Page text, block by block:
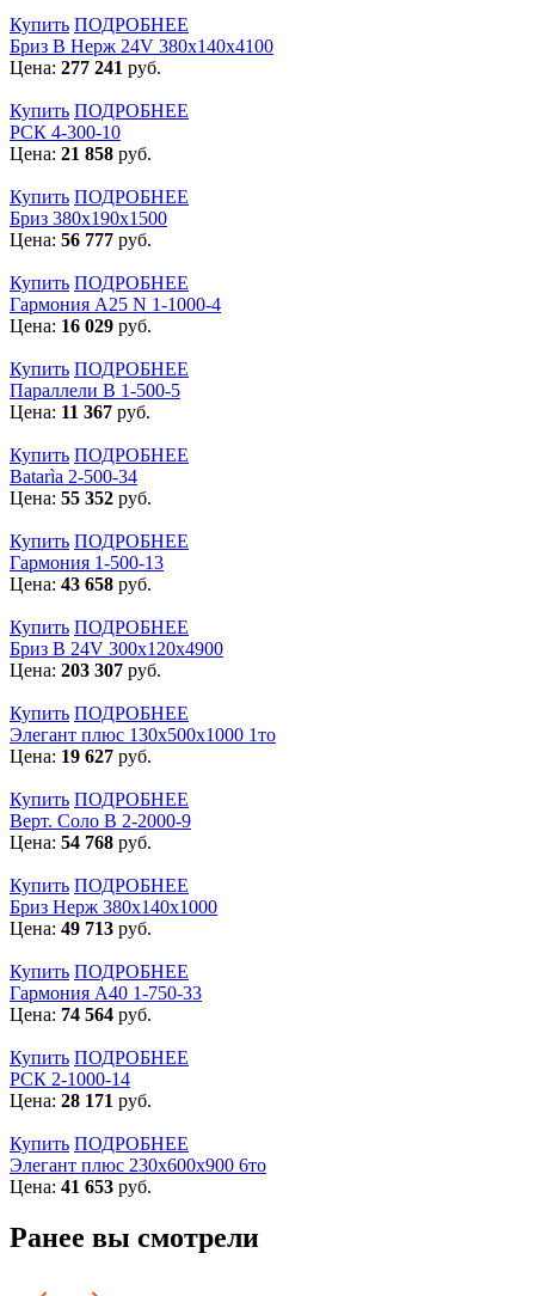
Купить ПОДРОБНЕЕ
Бриз В Нерж 24V 380x140x4100
Цена: 277 241 руб.
Купить ПОДРОБНЕЕ
РСК 4-300-10
Цена: 21 858 руб.
Купить ПОДРОБНЕЕ
Бриз 380х190х1500
Цена: 56 777 руб.
Купить ПОДРОБНЕЕ
Гармония А25 N 1-1000-4
Цена: 16 029 руб.
Купить ПОДРОБНЕЕ
Параллели В 1-500-5
Цена: 11 367 руб.
Купить ПОДРОБНЕЕ
Batarìa 2-500-34
Цена: 55 352 руб.
Купить ПОДРОБНЕЕ
Гармония 1-500-13
Цена: 43 658 руб.
Купить ПОДРОБНЕЕ
Бриз В 24V 300x120x4900
Цена: 203 307 руб.
Купить ПОДРОБНЕЕ
Элегант плюс 130x500x1000 1то
Цена: 19 627 руб.
Купить ПОДРОБНЕЕ
Верт. Соло В 2-2000-9
Цена: 54 768 руб.
Купить ПОДРОБНЕЕ
Бриз Нерж 380х140х1000
Цена: 49 713 руб.
Купить ПОДРОБНЕЕ
Гармония А40 1-750-33
Цена: 74 564 руб.
Купить ПОДРОБНЕЕ
РСК 2-1000-14
Цена: 28 171 руб.
Купить ПОДРОБНЕЕ
Элегант плюс 230x600x900 6то
Цена: 41 653 руб.
Ранее вы смотрели